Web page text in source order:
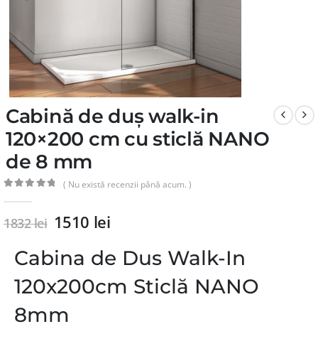
Cabină de duș walk-in
120×200 cm cu sticlă NANO
de 8 mm
( Nu există recenzii până acum. )
1832lei 1510 lei
Cabina de Dus Walk-In
120x200cm Sticlă NANO
8mm